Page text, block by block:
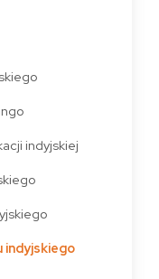
indyjskiej
indyjskiego